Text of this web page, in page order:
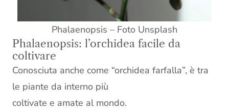
Phalaenopsis – Foto Unsplash
Phalaenopsis: l’orchidea facile da
coltivare
Conosciuta anche come “orchidea farfalla”, è tra
le piante da interno più
coltivate e amate al mondo.